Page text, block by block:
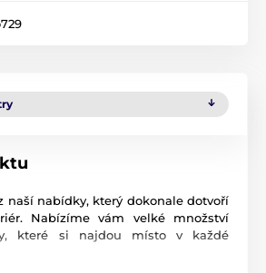
naší nabídky, který dokonale dotvoří
Nabízíme vám velké množství
které si najdou místo v každé